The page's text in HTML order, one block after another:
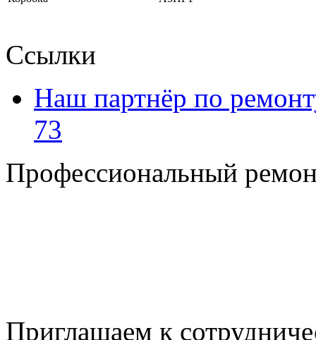
Ссылки
Наш партнёр по
73
Профессиональный
Приглашаем к